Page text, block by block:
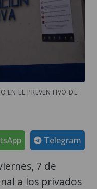
EN EL PREVENTIVO DE
Telegram
7 de
a los privados